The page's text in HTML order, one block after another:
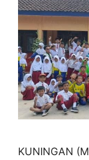
KUNINGAN